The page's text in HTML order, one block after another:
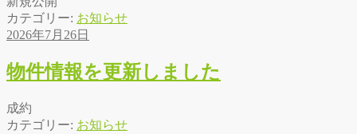
カテゴリー: お知らせ
2026年7月26日
物件情報を更新しました
成約
カテゴリー: お知らせ